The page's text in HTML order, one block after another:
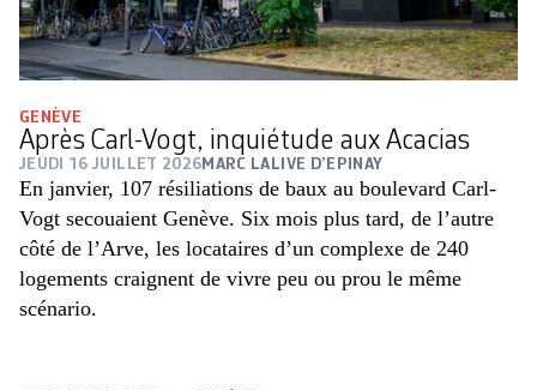
GENÈVE
Après Carl-Vogt, inquiétude aux Acacias
JEUDI 16 JUILLET 2026 MARC LALIVE D’EPINAY
En janvier, 107 résiliations de baux au boulevard Carl-
Vogt secouaient Genève. Six mois plus tard, de l’autre
côté de l’Arve, les locataires d’un complexe de 240
logements craignent de vivre peu ou prou le même
scénario.